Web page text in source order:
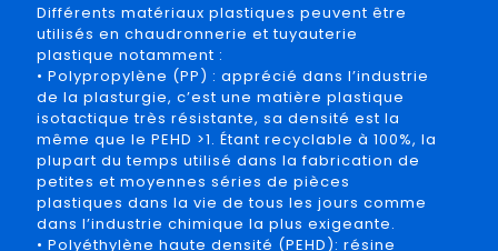
Différents matériaux plastiques peuvent être
utilisés en chaudronnerie et tuyauterie
plastique notamment :
• Polypropylène (PP) : apprécié dans l’industrie
de la plasturgie, c’est une matière plastique
isotactique très résistante, sa densité est la
même que le PEHD >1. Étant recyclable à 100%, la
plupart du temps utilisé dans la fabrication de
petites et moyennes séries de pièces
plastiques dans la vie de tous les jours comme
dans l’industrie chimique la plus exigeante.
• Polyéthylène haute densité (PEHD): résine